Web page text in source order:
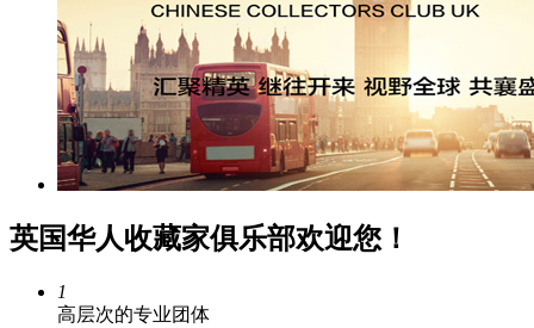
英国华人收藏家俱乐部欢迎您！
1
高层次的专业团体